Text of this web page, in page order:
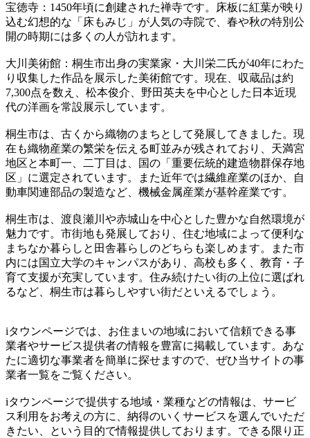
宝徳寺：1450年頃に創建された禅寺です。床板に紅葉が映り
込む幻想的な「床もみじ」が人気の寺院で、春や秋の特別公
開の時期には多くの人が訪れます。
大川美術館：桐生市出身の実業家・大川栄二氏が40年にわた
り収集した作品を展示した美術館です。現在、収蔵品は約
7,300点を数え、松本俊介、野田英夫を中心とした日本近現
代の洋画を常設展示しています。
桐生市は、古くから織物のまちとして発展してきました。現
在も織物産業の繁栄を伝える町並みが残されており、天満宮
地区と本町一、二丁目は、国の「重要伝統的建造物群保存地
区」に選定されています。また近年では繊維産業のほか、自
動車関連部品の製造など、機械金属産業が基幹産業です。
桐生市は、渡良瀬川や赤城山を中心とした豊かな自然環境が
魅力です。市街地も発展しており、住む地域によって便利な
まちなか暮らしと田舎暮らしのどちらも楽しめます。また市
内には国立大学のキャンパスがあり、高校も多く、教育・子
育て支援が充実しています。住み続けたい街の上位に選ばれ
るなど、桐生市は暮らしやすい街だといえるでしょう。
iタウンページでは、お住まいの地域において信頼できる事
業者やサービス提供者の情報を豊富に掲載しています。あな
たに適切な事業者を簡単に探せますので、ぜひ当サイトの事
業者一覧をご覧ください。
iタウンページで提供する地域・業種などの情報は、サービ
ス利用をお考えの方に、納得のいくサービスを選んでいただ
きたい、という目的で情報提供しております。できる限り正